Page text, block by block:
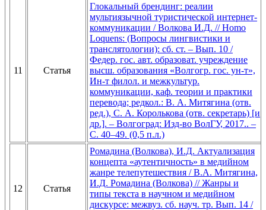
11 Статья
Глокальный брендинг: реалии
мультиязычной туристической интернет-
коммуникации / Волкова И.Д. // Homo
Loquens: (Вопросы лингвистики и
транслятологии): сб. ст. – Вып. 10 /
Федер. гос. авт. образоват. учреждение
высш. образования «Волгогр. гос. ун-т»,
Ин-т филол. и межкультур.
коммуникации, каф. теории и практики
перевода; редкол.: В. А. Митягина (отв.
ред.), С. А. Королькова (отв. секретарь) [и
др.]. – Волгоград: Изд-во ВолГУ, 2017.. –
С. 40–49. (0,5 п.л.)
12 Статья
Ромадина (Волкова), И.Д. Актуализация
концепта «аутентичность» в медийном
жанре телепутешествия / В.А. Митягина,
И.Д. Ромадина (Волкова) // Жанры и
типы текста в научном и медийном
дискурсе: межвуз. сб. науч. тр. Вып. 14 /